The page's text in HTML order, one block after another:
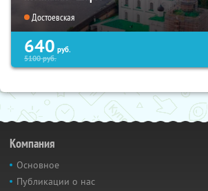
Достоевская
640 руб.
5100руб.
Компания
Основное
Публикации о нас